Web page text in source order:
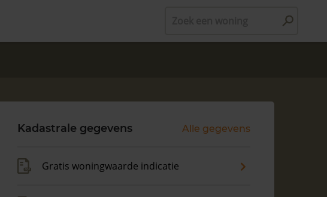
Kadastrale gegevens Alle gegevens
Gratis woningwaarde indicatie